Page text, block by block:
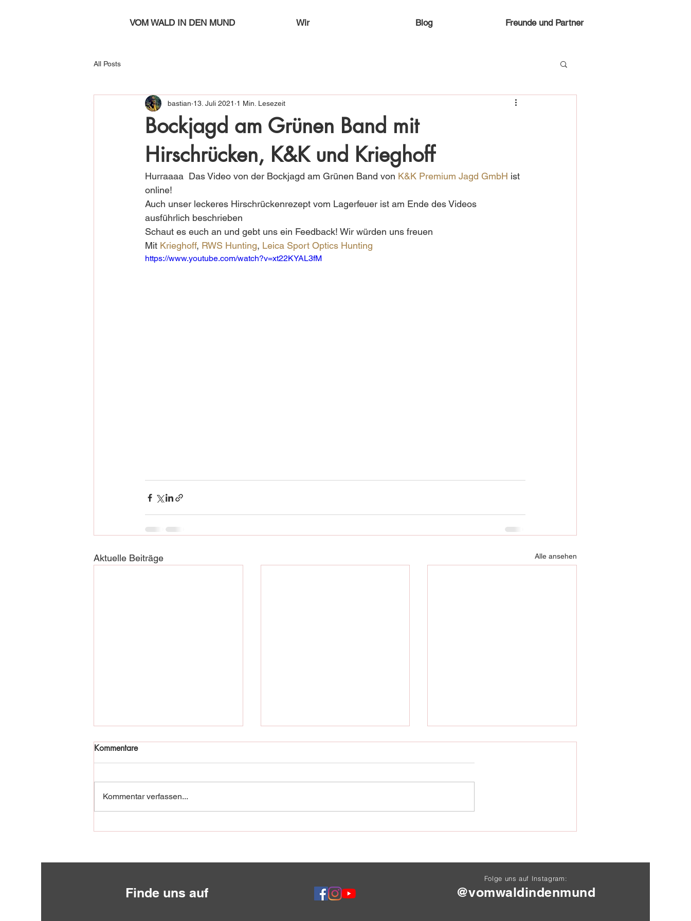
VOM WALD IN DEN MUND Wir Blog Freunde und Partner
All Posts
Bockjagd am Grünen Band mit
Hirschrücken, K&K und Krieghoff
bastian 13. Juli 2021 1 Min. Lesezeit
Hurraaaa  Das Video von der Bockjagd am Grünen Band von K&K Premium Jagd GmbH ist
online!
Auch unser leckeres Hirschrückenrezept vom Lagerfeuer ist am Ende des Videos
ausführlich beschrieben
Schaut es euch an und gebt uns ein Feedback! Wir würden uns freuen
Mit Krieghoff, RWS Hunting, Leica Sport Optics Hunting
https://www.youtube.com/watch?v=xt22KYAL3fM
Aktuelle Beiträge Alle ansehen
Fischadler in Not!
Aber es kam anders…
Kommentare
Kommentar verfassen...
Folge uns auf Instagram:
Finde uns auf @vomwaldindenmund